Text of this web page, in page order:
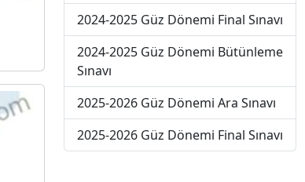
2024-2025 Güz Dönemi Final Sınavı
2024-2025 Güz Dönemi Bütünleme
Sınavı
2025-2026 Güz Dönemi Ara Sınavı
2025-2026 Güz Dönemi Final Sınavı